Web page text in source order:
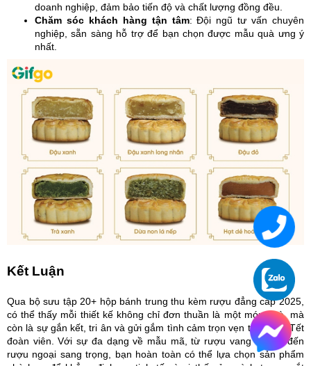
doanh nghiệp, đảm bảo tiến độ và chất lượng đồng đều.
Chăm sóc khách hàng tận tâm: Đội ngũ tư vấn chuyên
nghiệp, sẵn sàng hỗ trợ để bạn chọn được mẫu quà ưng ý
nhất.
Kết Luận
Qua bộ sưu tập 20+ hộp bánh trung thu kèm rượu đẳng cấp 2025,
có thể thấy mỗi thiết kế không chỉ đơn thuần là một món quà, mà
còn là sự gắn kết, tri ân và gửi gắm tình cảm trọn vẹn trong dịp Tết
đoàn viên. Với sự đa dạng về mẫu mã, từ rượu vang tinh tế đến
rượu ngoại sang trọng, bạn hoàn toàn có thể lựa chọn sản phẩm